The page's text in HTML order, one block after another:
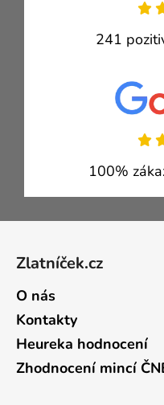
241
100%
Zlatníček.cz
O nás
Kontakty
Heureka hodnocení
Zhodnocení mincí